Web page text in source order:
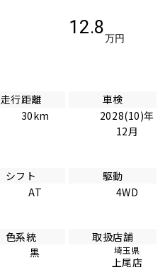
12.8
万円
走行距離
30km
車検
2028(10)年
12月
シフト
AT
駆動
4WD
色系統
黒
取扱店舗
埼玉県
上尾店